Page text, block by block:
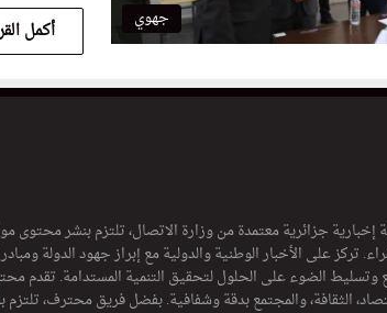
جهوي
أكمل
جزائرية معتمدة من وزارة الاتصال، تلتزم بنشر محتوى
تركز على الأخبار الوطنية والدولية مع إبراز جهود الدولة
وتسليط الضوء على الحلول لتحقيق التنمية المستدامة. تقدم
الثقافة، والمجتمع بدقة وشفافية. بفضل فريق محترف، تلتزم